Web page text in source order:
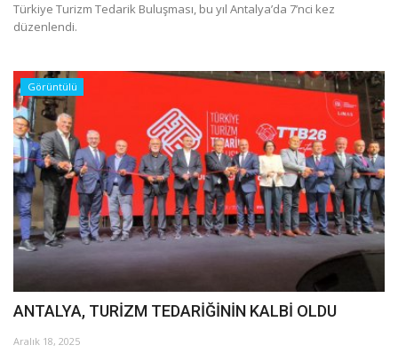
Halil ÖNCÜ kimdir?
KVKK Aydınlatma Metni
Haberler
Görüntülü
Araştırma - İnceleme
Lezzet Durakları
Röportajlar
Gezi - Yorum
Türkiye Turizm Tedarik Buluşması, bu yıl Antalya’da 7’nci kez
düzenlendi.
Görüntülü
ANTALYA, TURİZM TEDARİĞİNİN KALBİ OLDU
Aralık 18, 2025